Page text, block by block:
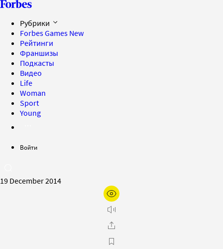
Рубрики
Forbes Games New
Рейтинги
Франшизы
Подкасты
Видео
Life
Woman
Sport
Young
Войти
19 December 2014